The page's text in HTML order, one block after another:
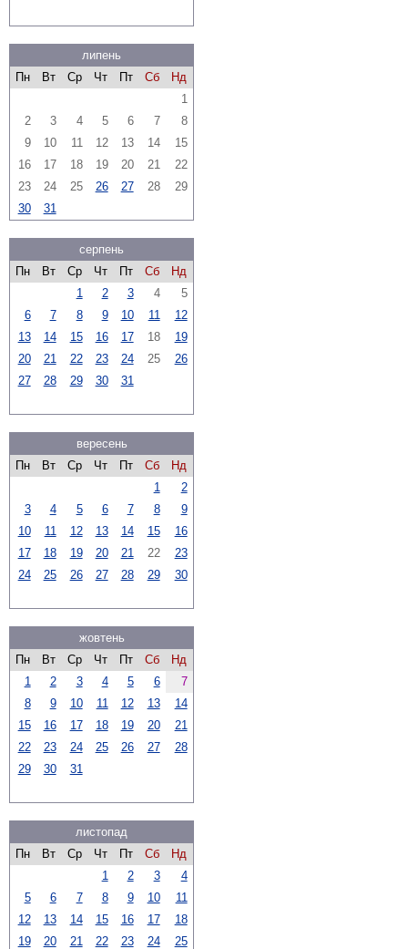
липень
Пн
Вт Ср Чт Пт Сб
Нд
1
2
3 4 5 6 7
8
9
10 11 12 13 14
15
16
17 18 19 20 21
22
23
24 25 26 27 28
29
30
31
серпень
Пн
Вт Ср Чт Пт Сб
Нд
1
2 3 4
5
6
7 8 9 10 11
12
13
14 15 16 17 18
19
20
21 22 23 24 25
26
27
28 29 30 31
вересень
Пн
Вт Ср Чт Пт Сб
Нд
1
2
3
4 5 6 7 8
9
10
11 12 13 14 15
16
17
18 19 20 21 22
23
24
25 26 27 28 29 30
жовтень
Пн
Вт Ср Чт Пт Сб
Нд
1
2 3 4 5 6
7
8
9 10 11 12 13
14
15
16 17 18 19 20
21
22
23 24 25 26 27
28
29
30 31
листопад
Пн
Вт Ср Чт Пт Сб
Нд
1
2 3
4
5
6 7 8 9 10
11
12
13 14 15 16 17
18
19
20 21 22 23 24
25